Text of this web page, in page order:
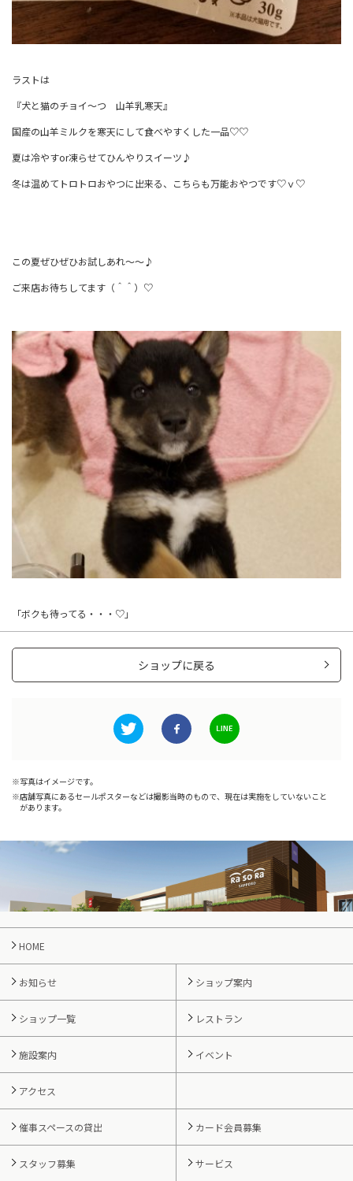
ラストは
『犬と猫のチョイ～つ 山羊乳寒天』
国産の山羊ミルクを寒天にして食べやすくした一品♡♡
夏は冷やすor凍らせてひんやりスイーツ♪
冬は温めてトロトロおやつに出来る、こちらも万能おやつです♡ｖ♡
この夏ぜひぜひお試しあれ～～♪
ご来店お待ちしてます（＾＾）♡
「ボクも待ってる・・・♡」
ショップに戻る
写真はイメージです。
店舗写真にあるセールポスターなどは撮影当時のもので、現在は実施をしていないこと
があります。
HOME
お知らせ ショップ案内
ショップ一覧 レストラン
施設案内 イベント
アクセス
催事スペースの貸出 カード会員募集
スタッフ募集 サービス